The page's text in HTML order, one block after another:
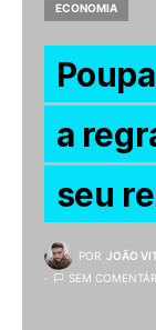
ECONOMIA
a
seu
POR JOÃO
SEM